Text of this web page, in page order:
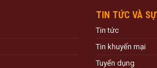
TIN TỨC VÀ
Tin tức
Tin khuyến mại
Tuyển dụng